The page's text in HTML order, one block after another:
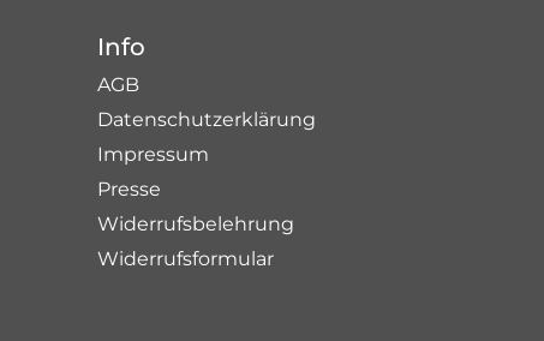
Info
AGB
Datenschutzerklärung
Impressum
Presse
Widerrufsbelehrung
Widerrufsformular